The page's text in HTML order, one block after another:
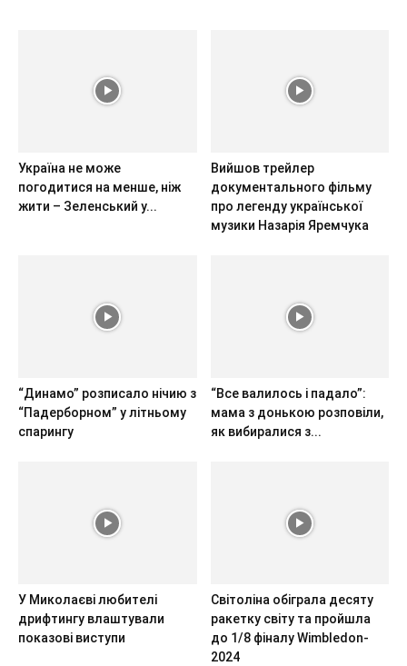
Україна не може
погодитися на менше, ніж
жити – Зеленський у...
Вийшов трейлер
документального фільму
про легенду української
музики Назарія Яремчука
“Динамо” розписало нічию з
“Падерборном” у літньому
спарингу
“Все валилось і падало”:
мама з донькою розповіли,
як вибиралися з...
У Миколаєві любителі
дрифтингу влаштували
показові виступи
Світоліна обіграла десяту
ракетку світу та пройшла
до 1/8 фіналу Wimbledon-
2024